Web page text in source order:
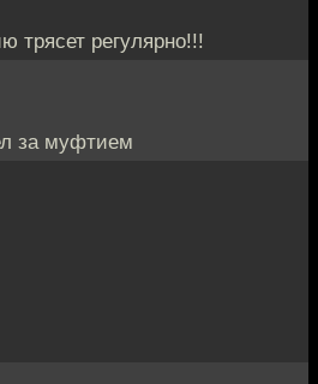
трясет регулярно!!!
за муфтием